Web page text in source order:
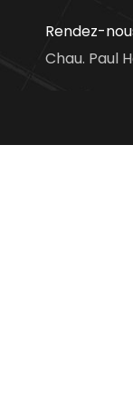
Rendez-
Chau. Paul